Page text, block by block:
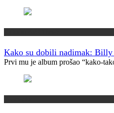
Kako su dobili nadimak: Billy
Prvi mu je album prošao “kako-